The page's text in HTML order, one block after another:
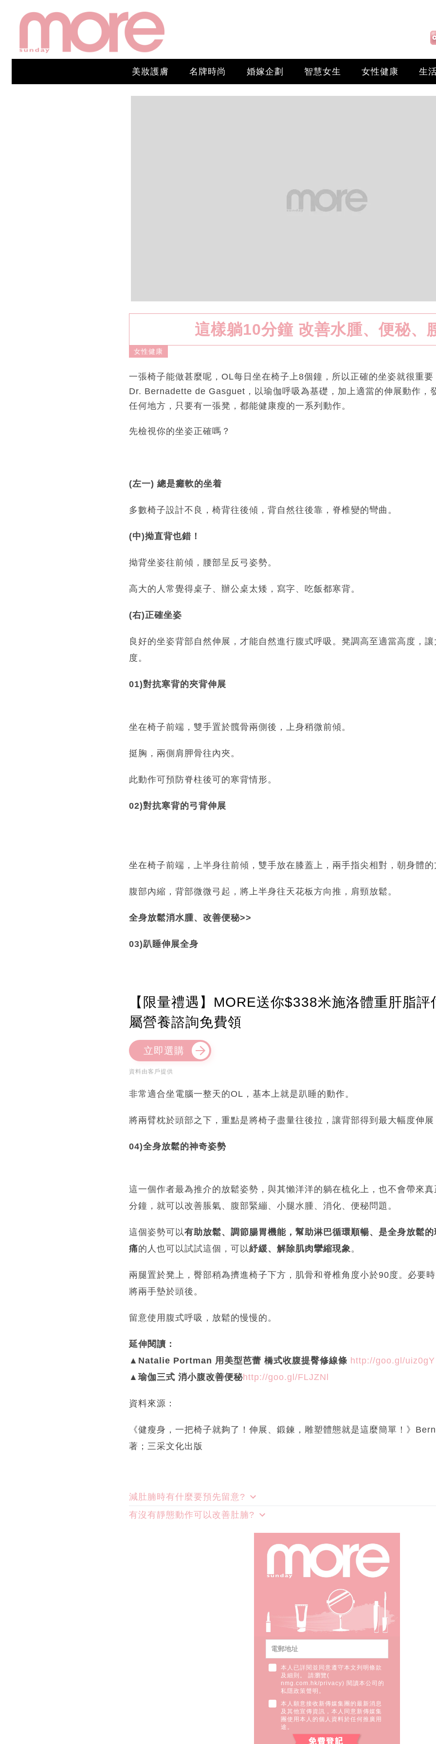
美妝護膚 名牌時尚 婚嫁企劃 智慧女生 女性健康 生
這樣躺10分鐘 改善水腫、便秘、
女性健康
一張椅子能做甚麼呢，OL每日坐在椅子上8個鐘，所以正確的坐姿就很重
Dr. Bernadette de Gasguet，以瑜伽呼吸為基礎，加上適當的伸展動作，
任何地方，只要有一張凳，都能健康瘦的一系列動作。
先檢視你的坐姿正確嗎？
(左一) 總是癱軟的坐着
多數椅子設計不良，椅背往後傾，背自然往後靠，脊椎變的彎曲。
(中)拗直背也錯！
拗背坐姿往前傾，腰部呈反弓姿勢。
高大的人常覺得桌子、辦公桌太矮，寫字、吃飯都寒背。
(右)正確坐姿
良好的坐姿背部自然伸展，才能自然進行腹式呼吸。凳調高至適當高度，
度。
01)對抗寒背的夾背伸展
坐在椅子前端，雙手置於髖骨兩側後，上身稍微前傾。
挺胸，兩側肩胛骨往內夾。
此動作可預防脊柱後可的寒背情形。
02)對抗寒背的弓背伸展
坐在椅子前端，上半身往前傾，雙手放在膝蓋上，兩手指尖相對，朝身體
腹部內縮，背部微微弓起，將上半身往天花板方向推，肩頸放鬆。
全身放鬆消水腫、改善便秘>>
03)趴睡伸展全身
【限量禮遇】MORE送你$338米施洛體重肝脂
屬營養諮詢免費領
立即選購
資料由客戶提供
非常適合坐電腦一整天的OL，基本上就是趴睡的動作。
將兩臂枕於頭部之下，重點是將椅子盡量往後拉，讓背部得到最大幅度伸展
04)全身放鬆的神奇姿勢
這一個作者最為推介的放鬆姿勢，與其懶洋洋的躺在梳化上，也不會帶來
分鐘，就可以改善脹氣、腹部緊繃、小腿水腫、消化、便秘問題。
這個姿勢可以有助放鬆、調節腸胃機能，幫助淋巴循環順暢、是全身放鬆
痛的人也可以試試這個，可以紓緩、解除肌肉攣縮現象 。
兩腿置於凳上，臀部稍為擠進椅子下方，肌骨和脊椎角度小於90度。必要
將兩手墊於頭後。
留意使用腹式呼吸，放鬆的慢慢的。
延伸閱讀：
▲Natalie Portman 用美型芭蕾 橋式收腹提臀修線條 http://goo.gl/uiz0gY
▲瑜伽三式 消小腹改善便秘http://goo.gl/FLJZNl
資料來源：
《健瘦身，一把椅子就夠了！伸展、鍛鍊，雕塑體態就是這麼簡單！》
著；三采文化出版
減肚腩時有什麼要預先留意?
有沒有靜態動作可以改善肚腩?
本人已詳閱並同意遵守本文列明條款
及細則。 請瀏覽(
nmg.com.hk/privacy) 閱讀本公司的
私隱政策聲明。
本人願意接收新傳媒集團的最新消息
及其他宣傳資訊，本人同意新傳媒集
團使用本人的個人資料於任何推廣用
途。